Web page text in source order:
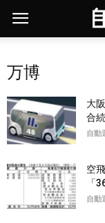
万博
大
合
自動
空
「
自動